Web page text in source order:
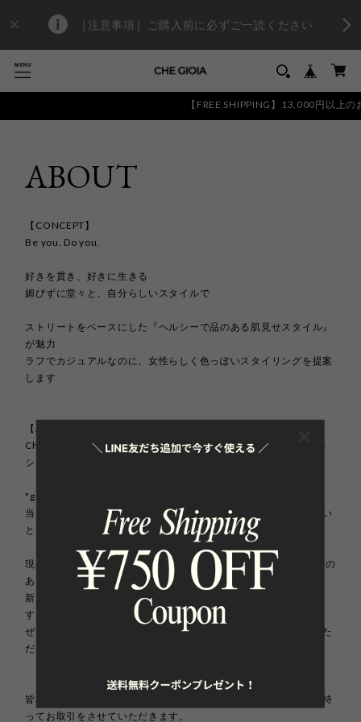
［注意事項］ご購入前に必ずご一読ください
【FREE SHIPPING】13,000円以上の
ABOUT
【CONCEPT】
Be you. Do you.
好きを貫き、好きに生きる
媚びずに堂々と、自分らしいスタイルで
ストリートをベースにした『ヘルシーで品のある肌見せスタイル』
が魅力
ラフでカジュアルなのに、女性らしく色っぽいスタイリングを提案
します
【ABOUT】
Che gioia［ケ ジョイア］は、2020年7月にオープンしたセレクト
ショップです。
"gioia"はイタリア語で「幸せ」や「喜び」という意味があり、
当店の商品を通じてたくさんの方に笑顔やハッピーをお届けしたい
という想いからこの名前をつけました☺︎
現在はイタリアに住み、BUYERとして日本とはまた違った美しさの
ある文化を肌で感じつつ、
新しい価値観を持ちながら一点一点心を込めて商品選定していま
す。
ぜひ皆様にワクワクときめきながら、楽しんでお買い物をしていた
だけたら嬉しいです。
皆様に安心してお買い物を楽しんで頂けるよう、最後まで誠意を持
ってお取引をさせていただきます。